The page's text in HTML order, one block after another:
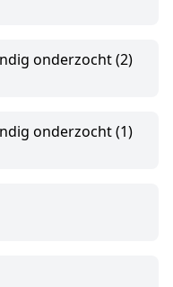
onderzocht (2)
onderzocht (1)